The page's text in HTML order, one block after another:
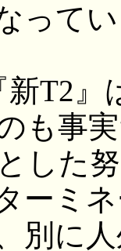
って
新T2
も事
した
ーミ
に人